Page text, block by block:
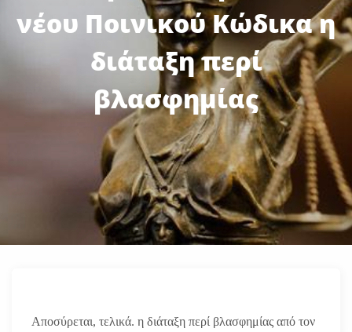
νέου Ποινικού Κώδικα η
διάταξη περί
βλασφημίας
Αποσύρεται, τελικά. η διάταξη περί βλασφημίας από τον